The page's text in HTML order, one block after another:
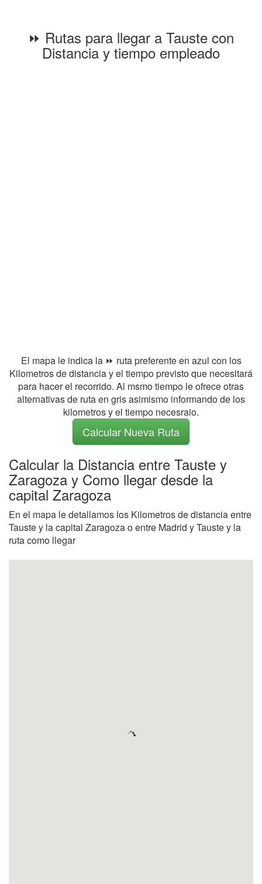
⏩ Rutas para llegar a Tauste con
Distancia y tiempo empleado
El mapa le indica la ⏩ ruta preferente en azul con los
Kilometros de distancia y el tiempo previsto que necesitará
para hacer el recorrido. Al msmo tiempo le ofrece otras
alternativas de ruta en gris asimismo informando de los
kilometros y el tiempo necesraio.
Calcular Nueva Ruta
Calcular la Distancia entre Tauste y
Zaragoza y Como llegar desde la
capital Zaragoza
En el mapa le detallamos los Kilometros de distancia entre
Tauste y la capital Zaragoza o entre Madrid y Tauste y la
ruta como llegar